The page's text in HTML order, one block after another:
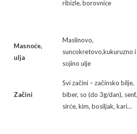
ribizle, borovnice
Masnoće,
ulja
Maslinovo,
suncokretovo,kukuruzno i
sojino ulje
Začini
Svi začini – začinsko bilje,
biber, so (do 3g/dan), senf,
sirće, kim, bosiljak, kari…